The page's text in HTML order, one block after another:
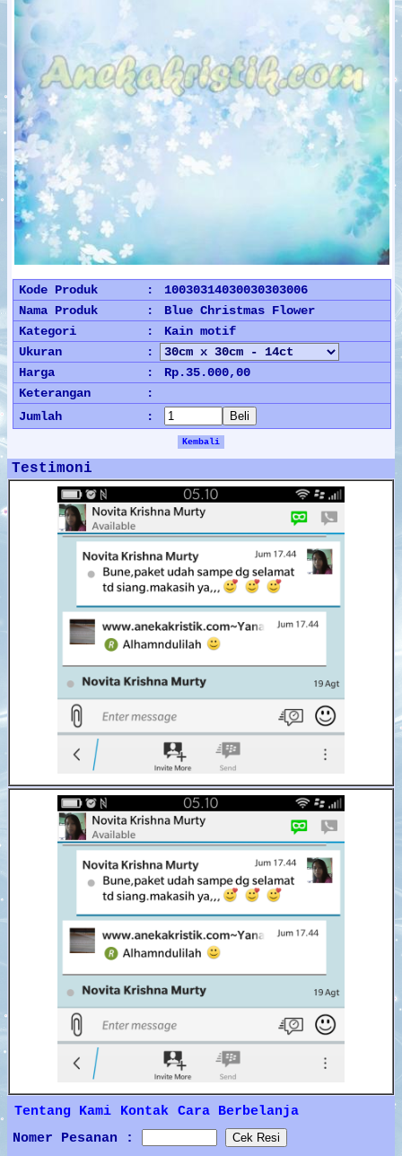
Kode Produk :
10030314030030303006
Nama Produk
:
Blue Christmas Flower
Kategori
:
Kain motif
Ukuran
:
Harga
:
Rp.35.000,00
Keterangan
:
Jumlah
:
Kembali
Testimoni
Tentang Kami Kontak Cara Berbelanja
Nomer Pesanan :